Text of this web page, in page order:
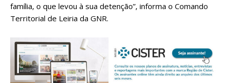
família, o que levou à sua detenção”, informa o Comando
Territorial de Leiria da GNR.